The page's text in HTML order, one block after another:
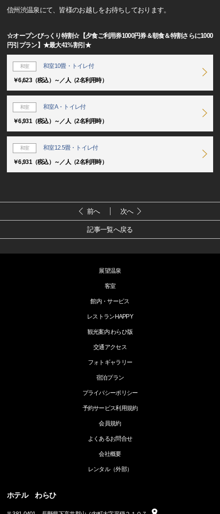
信州渋温泉にて、皆様のお越しをお待ちしております。
☆オープンびっくり特割☆【夕食ご利用券1000円券＆朝食＆特割さらに1000
円引プラン】★最大41%割引★
和室 和室10畳・トイレ付
￥6,623（税込）～／人（2名利用時）
和室 和室A・トイレ付
￥6,931（税込）～／人（2名利用時）
和室 和室12.5畳・トイレ付
￥6,931（税込）～／人（2名利用時）
前へ 次へ
記事一覧へ戻る
展望温泉
客室
館内・サービス
レストランHAPPY
観光案内 わらひ版
交通アクセス
フォトギャラリー
宿泊プラン
プライバシーポリシー
予約サービス利用規約
会員規約
よくあるお問合せ
会社概要
レンタル（外部）
ホテル わらひ